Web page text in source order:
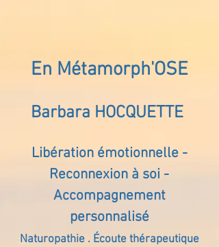
En Métamorph'OSE
Barbara HOCQUETTE
Libération émotionnelle -
Reconnexion à soi -
Accompagnement
personnalisé
Naturopathie . Écoute thérapeutique